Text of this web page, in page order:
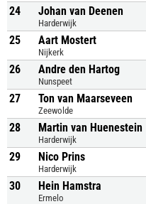
24 Johan van Deenen
Harderwijk
25 Aart Mostert
Nijkerk
26 Andre den Hartog
Nunspeet
27 Ton van Maarseveen
Zeewolde
28 Martin van Huenestein
Harderwijk
29 Nico Prins
Harderwijk
30 Hein Hamstra
Ermelo